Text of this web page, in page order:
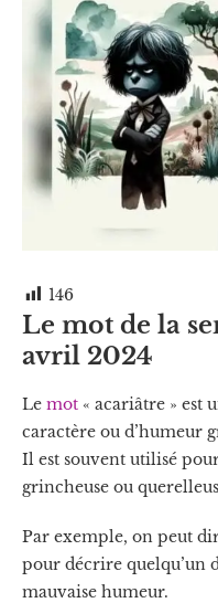
146
Le mot de la
avril 2024
Le mot « acariâtre » est
caractère ou d’humeur
Il est souvent utilisé
grincheuse ou
Par exemple, on peut
pour décrire quelqu’un
mauvaise humeur.